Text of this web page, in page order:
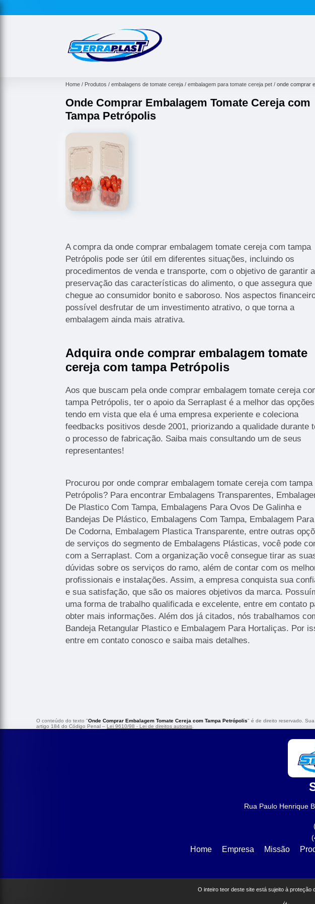
Home Produtos embalagens de tomate cereja embalagem para tomate cereja pet onde comprar
Onde Comprar Embalagem Tomate Cereja com
Tampa Petrópolis
A compra da onde comprar embalagem tomate cereja com tampa
Petrópolis pode ser útil em diferentes situações, incluindo os
procedimentos de venda e transporte, com o objetivo de garantir a
preservação das características do alimento, o que assegura que
chegue ao consumidor bonito e saboroso. Nos aspectos
possível desfrutar de um investimento atrativo, o que torna a
embalagem ainda mais atrativa.
Adquira onde comprar embalagem tomate
cereja com tampa Petrópolis
Aos que buscam pela onde comprar embalagem tomate cereja
tampa Petrópolis, ter o apoio da Serraplast é a melhor das
tendo em vista que ela é uma empresa experiente e coleciona
feedbacks positivos desde 2001, priorizando a qualidade durante
o processo de fabricação. Saiba mais consultando um de seus
representantes!
Procurou por onde comprar embalagem tomate cereja com tampa
Petrópolis? Para encontrar Embalagens Transparentes,
De Plastico Com Tampa, Embalagens Para Ovos De Galinha e
Bandejas De Plástico, Embalagens Com Tampa, Embalagem
De Codorna, Embalagem Plastica Transparente, entre outras
de serviços do segmento de Embalagens Plásticas, você pode
com a Serraplast. Com a organização você consegue tirar as
dúvidas sobre os serviços do ramo, além de contar com os
profissionais e instalações. Assim, a empresa conquista sua
e sua satisfação, que são os maiores objetivos da marca.
uma forma de trabalho qualificada e excelente, entre em contato
obter mais informações. Além dos já citados, nós trabalhamos
Bandeja Retangular Plastico e Embalagem Para Hortaliças. Por
entre em contato conosco e saiba mais detalhes.
O conteúdo do texto "Onde Comprar Embalagem Tomate Cereja com Tampa Petrópolis" é de direito reservado.
artigo 184 do Código Penal – Lei 9610/98 - Lei de direitos autorais
Rua Paulo Henrique
Home Empresa Missão
O inteiro teor deste site está sujeito à proteção